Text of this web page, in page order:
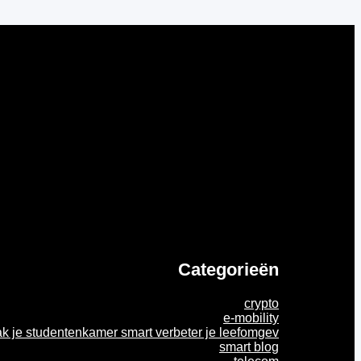
Categorieën
crypto
e-mobility
je studentenkamer smart verbeter je leefomgev
smart blog